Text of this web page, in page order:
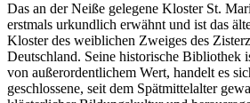
Das an der Neiße gelegene Kloster St.
erstmals urkundlich erwähnt und ist das
Kloster des weiblichen Zweiges des
Deutschland. Seine historische Bibliothek
von außerordentlichem Wert, handelt es
geschlossene, seit dem Spätmittelalter